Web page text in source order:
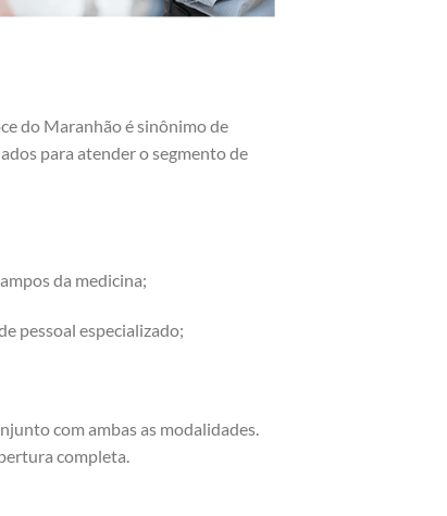
do Maranhão é sinônimo de
para atender o segmento de
da medicina;
pessoal especializado;
com ambas as modalidades.
completa.